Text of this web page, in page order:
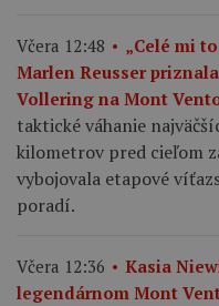
Včera 12:48
„Celé mi
Marlen Reusser
Vollering na Mont
taktické váhanie
kilometrov pred cieľom
vybojovala etapové
poradí.
Včera 12:36
Kasia
legendárnom Mont